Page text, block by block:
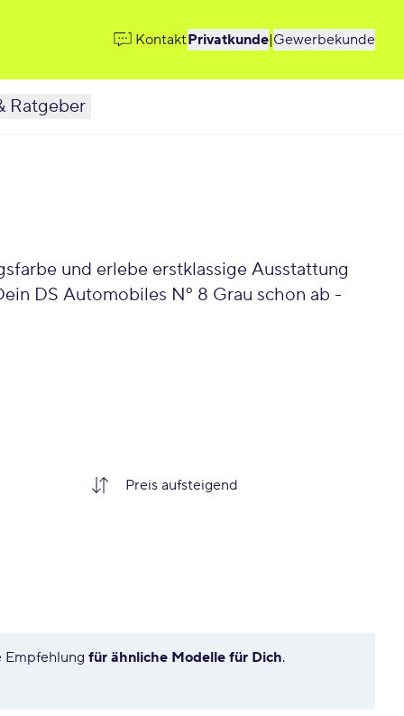
KontaktPrivatkunde|Gewerbekunde
Ratgeber
und erlebe erstklassige Ausstattung
DS Automobiles Nº 8 Grau schon ab -
Empfehlung für ähnliche Modelle für Dich.